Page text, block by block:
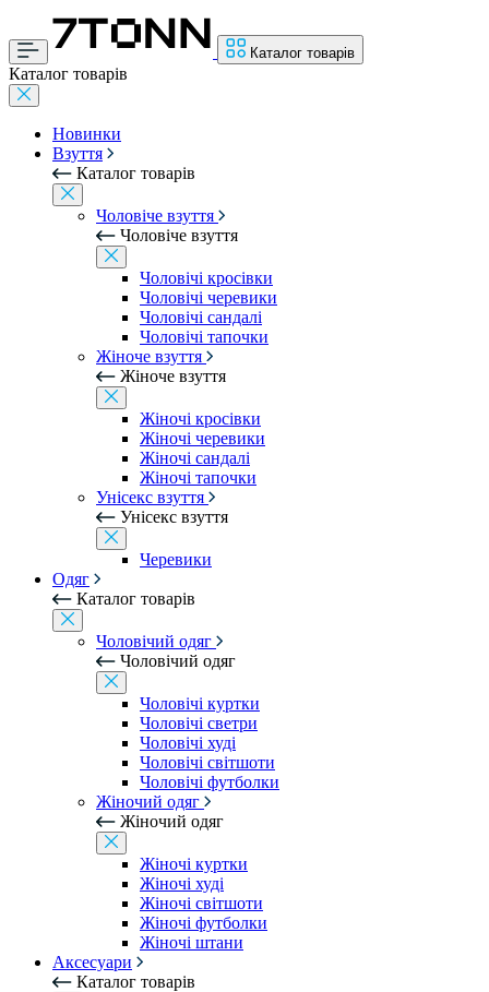
Каталог товарів
Каталог товарів
Новинки
Взуття
Каталог товарів
Чоловіче взуття
Чоловіче взуття
Чоловічі кросівки
Чоловічі черевики
Чоловічі сандалі
Чоловічі тапочки
Жіноче взуття
Жіноче взуття
Жіночі кросівки
Жіночі черевики
Жіночі сандалі
Жіночі тапочки
Унісекс взуття
Унісекс взуття
Черевики
Одяг
Каталог товарів
Чоловічий одяг
Чоловічий одяг
Чоловічі куртки
Чоловічі светри
Чоловічі худі
Чоловічі світшоти
Чоловічі футболки
Жіночий одяг
Жіночий одяг
Жіночі куртки
Жіночі худі
Жіночі світшоти
Жіночі футболки
Жіночі штани
Аксесуари
Каталог товарів